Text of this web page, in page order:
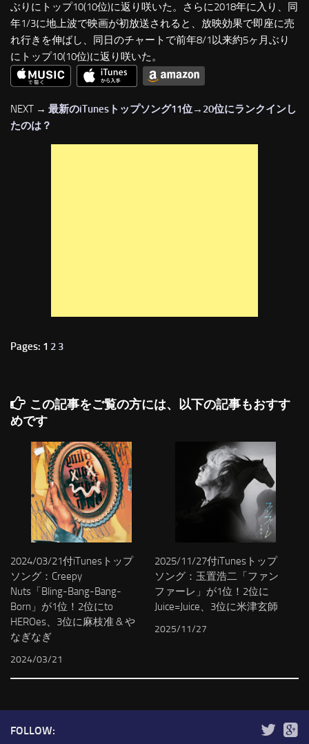
ぶりにトップ10(10位)に返り咲いた。さらに2018年に入り、同
年1/3に地上波で映画が初放送されると、放映効果で即座に売
れ行きを伸ばし、同日のチャートで前年8/1以来約5ヶ月ぶり
にトップ10(10位)に返り咲いた。
NEXT → 最新のiTunesトップソング11位→20位にランクインし
たのは？
Pages: 1 2 3
この記事をご覧の方には、以下の記事もおすす
めです
2024/03/21付iTunesトップ
ソング：Creepy
Nuts「Bling-Bang-Bang-
Born」が1位！2位にto
HEROes、3位に麻枝准 & や
なぎなぎ
2024/03/21
2025/11/27付iTunesトップ
ソング：玉置浩二「ファン
ファーレ」が1位！2位に
Juice=Juice、3位に米津玄師
2025/11/27
FOLLOW: